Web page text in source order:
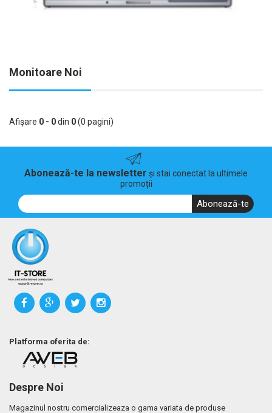
Monitoare Noi
Afişare 0 - 0din 0(0 pagini)
Abonează-te la newsletter și stai conectat la ultimele
promoții
Abonează-te
Platforma oferita de:
Despre Noi
Magazinul nostru comercializeaza o gama variata de produse